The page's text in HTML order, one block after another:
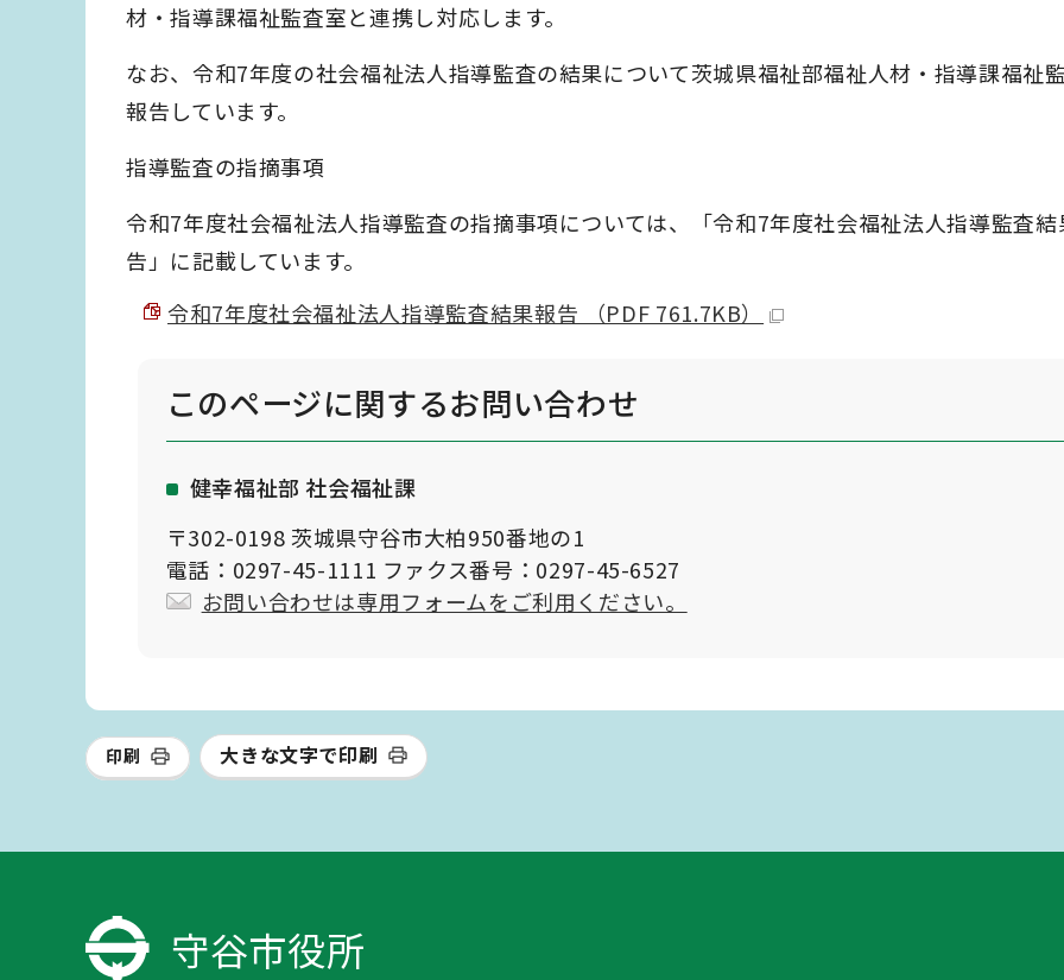
材・指導課福祉監査室と連携し対応します。
なお、令和7年度の社会福祉法人指導監査の結果について茨城県福祉部福祉人材・指導課福祉
報告しています。
指導監査の指摘事項
令和7年度社会福祉法人指導監査の指摘事項については、「令和7年度社会福祉法人指導監査結
告」に記載しています。
令和7年度社会福祉法人指導監査結果報告 （PDF 761.7KB）
このページに関するお問い合わせ
健幸福祉部 社会福祉課
〒302-0198 茨城県守谷市大柏950番地の1
電話：0297-45-1111 ファクス番号：0297-45-6527
お問い合わせは専用フォームをご利用ください。
印刷 大きな文字で印刷
守谷市役所